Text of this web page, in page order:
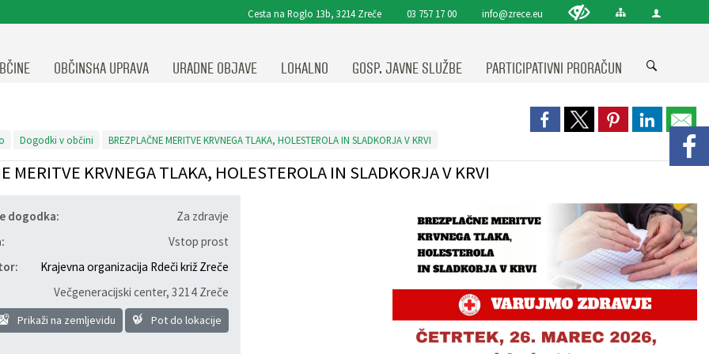
Cesta na Roglo 13b, 3214 Zreče 03 757 17 00 info@zrece.eu
OBČINSKA UPRAVA URADNE OBJAVE LOKALNO GOSP. JAVNE SLUŽBE PARTICIPATIVNI PRORAČUN
Dogodki v občini BREZPLAČNE MERITVE KRVNEGA TLAKA, HOLESTEROLA IN SLADKORJA V KRVI
MERITVE KRVNEGA TLAKA, HOLESTEROLA IN SLADKORJA V KRVI
dogodka:
Za zdravje
Vstop prost
Krajevna organizacija Rdeči križ Zreče
Večgeneracijski center, 3214 Zreče
Prikaži na zemljevidu Pot do lokacije